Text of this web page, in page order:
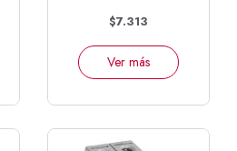
$7.313
Ver más